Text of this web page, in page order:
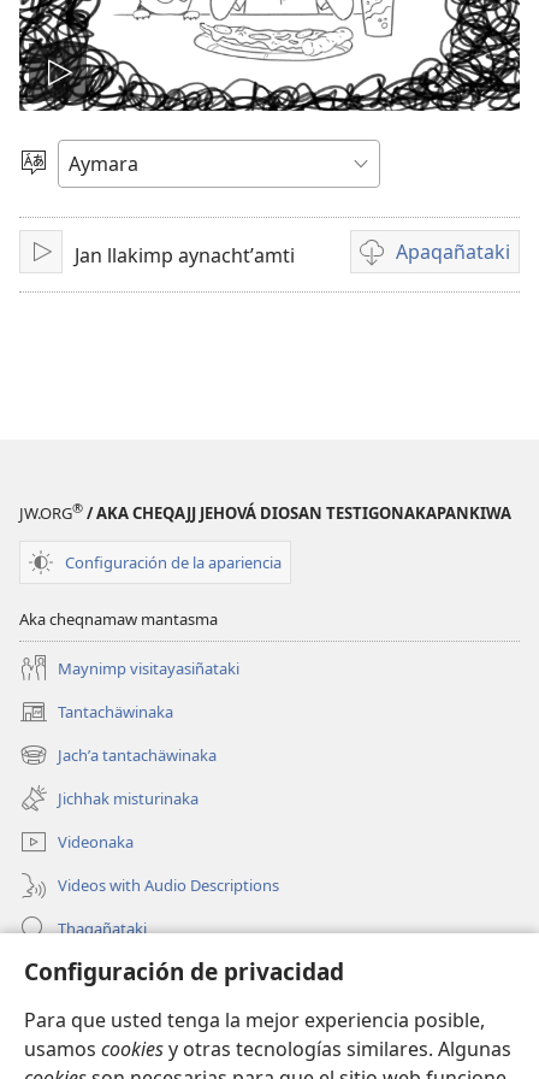
Configuración de privacidad
Para que usted tenga la mejor experiencia posible,
usamos cookiesy otras tecnologías similares. Algunas
Play
video
Mä
ajlliñataki
PlayJan llakimp aynachtʼamti Apaqañataki
Video
download
JW.ORG® / AKA CHEQAJJ JEHOVÁ DIOSAN TESTIGONAKAPANKIWA
Configuración de la apariencia
Aka cheqnamaw mantasma
Maynimp visitayasiñataki
Tantachäwinaka
(opens
new
window)
Jachʼa tantachäwinaka
(opens
new
window)
Jichhak misturinaka
Videonaka
Videos with Audio Descriptions
Thaqañataki
Oraqpachat yatiyäwinaka
Donacionanaka
(opens